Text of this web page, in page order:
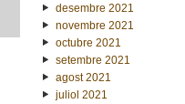
desembre 2021
novembre 2021
octubre 2021
setembre 2021
agost 2021
juliol 2021